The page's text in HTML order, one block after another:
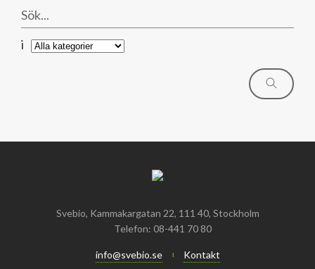
i
Svebio, Kammakargatan 22, 111 40, Stockholm
Telefon: 08-441 70 80
info@svebio.se Kontakt